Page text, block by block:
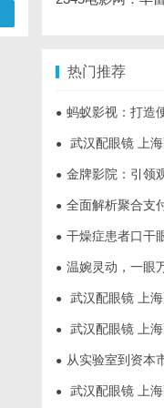
热门推荐
● 蚂蚁影视：打造便
● 武汉配眼镜 上
● 金牌影院：引领
● 全面解析聚合支付代理
● 干燥症患者口干眼燥熬多年，一个
● 温婉灵动，一眼万年！久匠量身定制
● 武汉配眼镜 上
● 武汉配眼镜 上
● 从实验室到资本市场的“估值倍
● 武汉配眼镜 上